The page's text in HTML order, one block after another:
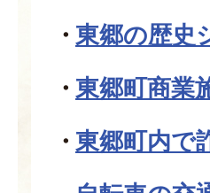
東郷の歴史
東郷町商業
東郷町内で